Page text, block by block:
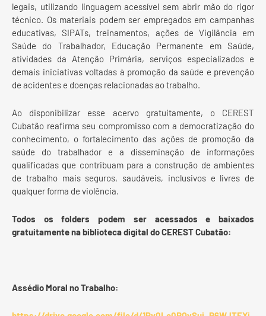
legais, utilizando linguagem acessível sem abrir mão do rigor
técnico. Os materiais podem ser empregados em campanhas
educativas, SIPATs, treinamentos, ações de Vigilância em
Saúde do Trabalhador, Educação Permanente em Saúde,
atividades da Atenção Primária, serviços especializados e
demais iniciativas voltadas à promoção da saúde e prevenção
de acidentes e doenças relacionadas ao trabalho.
Ao disponibilizar esse acervo gratuitamente, o CEREST
Cubatão reafirma seu compromisso com a democratização do
conhecimento, o fortalecimento das ações de promoção da
saúde do trabalhador e a disseminação de informações
qualificadas que contribuam para a construção de ambientes
de trabalho mais seguros, saudáveis, inclusivos e livres de
qualquer forma de violência.
Todos os folders podem ser acessados e baixados
gratuitamente na biblioteca digital do CEREST Cubatão:
Assédio Moral no Trabalho: